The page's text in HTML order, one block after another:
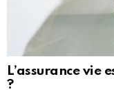
L’assurance vie
?